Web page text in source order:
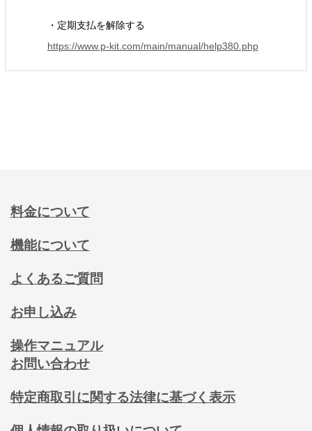
・定期支払を解除する
https://www.p-kit.com/main/manual/help380.php
料金について
機能について
よくあるご質問
お申し込み
操作マニュアル
お問い合わせ
特定商取引に関する法律に基づく表示